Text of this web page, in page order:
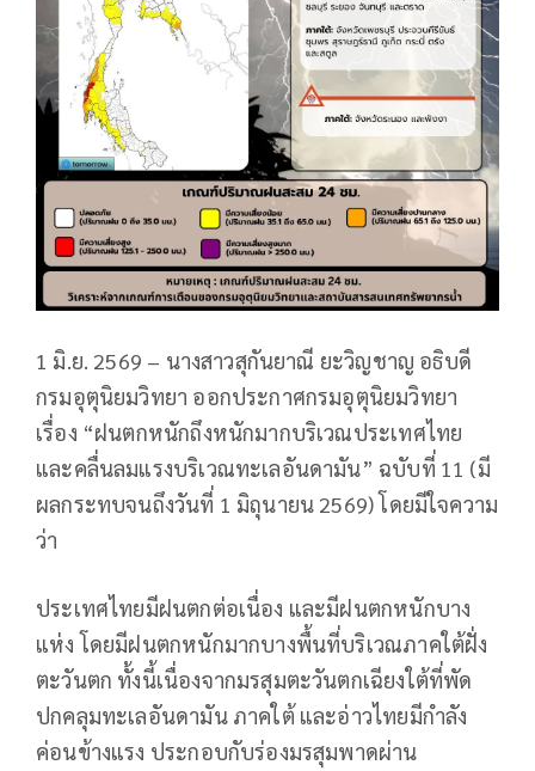
1 มิ.ย. 2569 – นางสาวสุกันยาณี ยะวิญชาญ อธิบดี
กรมอุตุนิยมวิทยา ออกประกาศกรมอุตุนิยมวิทยา
เรื่อง “ฝนตกหนักถึงหนักมากบริเวณประเทศไทย
และคลื่นลมแรงบริเวณทะเลอันดามัน” ฉบับที่ 11 (มี
ผลกระทบจนถึงวันที่ 1 มิถุนายน 2569) โดยมีใจความ
ว่า
ประเทศไทยมีฝนตกต่อเนื่อง และมีฝนตกหนักบาง
แห่ง โดยมีฝนตกหนักมากบางพื้นที่บริเวณภาคใต้ฝั่ง
ตะวันตก ทั้งนี้เนื่องจากมรสุมตะวันตกเฉียงใต้ที่พัด
ปกคลุมทะเลอันดามัน ภาคใต้ และอ่าวไทยมีกำลัง
ค่อนข้างแรง ประกอบกับร่องมรสุมพาดผ่าน